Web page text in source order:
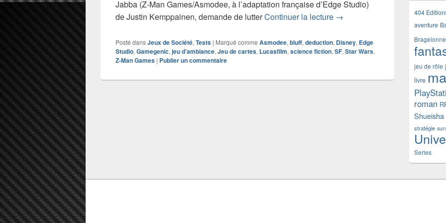
Jabba (Z-Man Games/Asmodee, à l’adaptation française d’Edge Studio)
de Justin Kemppainen, demande de lutterContinuer la lecture Chronique jeu de société Star
→
Posté dansJeux de Société, Tests | Marqué comme Asmodee, bluff, deduction, Disney, Edge
Studio, Gamegenic, jeu d'ambiance, Jeu de cartes, Lucasfilm, science fiction, SF, Star Wars,
Z-Man Games | Publier un commentaire
404
aventure
Bragelonne
jeu de rôle
livre
roman
Shueisha
stratégie
Series